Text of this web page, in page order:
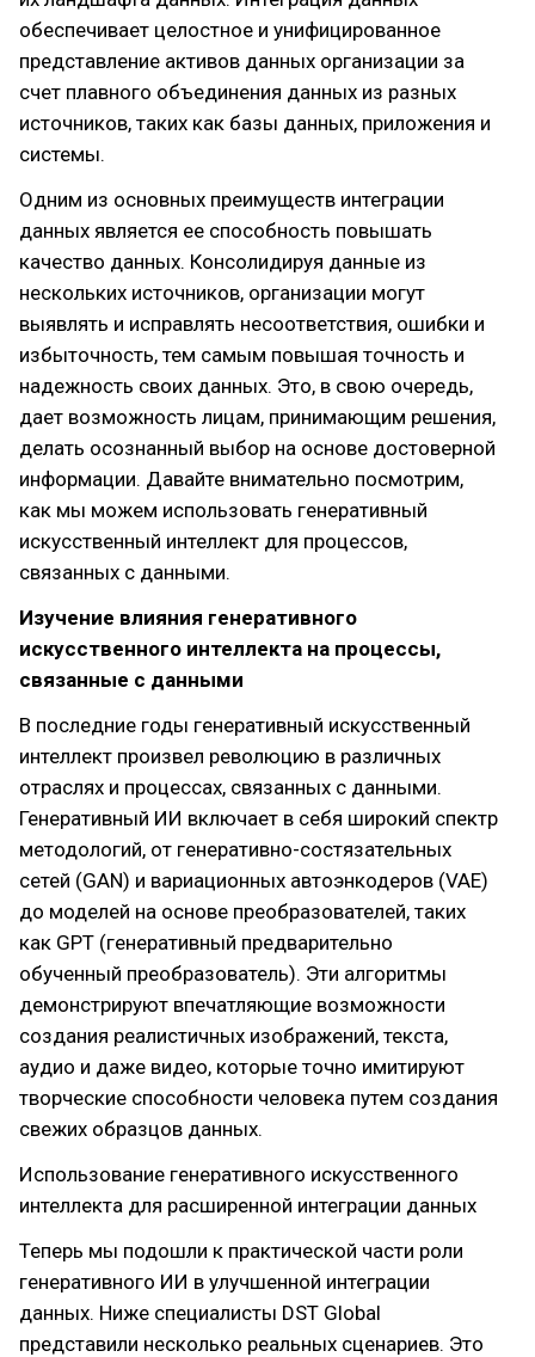
обеспечивает целостное и унифицированное
представление активов данных организации за
счет плавного объединения данных из разных
источников, таких как базы данных, приложения и
системы.
Одним из основных преимуществ интеграции
данных является ее способность повышать
качество данных. Консолидируя данные из
нескольких источников, организации могут
выявлять и исправлять несоответствия, ошибки и
избыточность, тем самым повышая точность и
надежность своих данных. Это, в свою очередь,
дает возможность лицам, принимающим решения,
делать осознанный выбор на основе достоверной
информации. Давайте внимательно посмотрим,
как мы можем использовать генеративный
искусственный интеллект для процессов,
связанных с данными.
Изучение влияния генеративного
искусственного интеллекта на процессы,
связанные с данными
В последние годы генеративный искусственный
интеллект произвел революцию в различных
отраслях и процессах, связанных с данными.
Генеративный ИИ включает в себя широкий спектр
методологий, от генеративно-состязательных
сетей (GAN) и вариационных автоэнкодеров (VAE)
до моделей на основе преобразователей, таких
как GPT (генеративный предварительно
обученный преобразователь). Эти алгоритмы
демонстрируют впечатляющие возможности
создания реалистичных изображений, текста,
аудио и даже видео, которые точно имитируют
творческие способности человека путем создания
свежих образцов данных.
Использование генеративного искусственного
интеллекта для расширенной интеграции данных
Теперь мы подошли к практической части роли
генеративного ИИ в улучшенной интеграции
данных. Ниже специалисты DST Global
представили несколько реальных сценариев. Это